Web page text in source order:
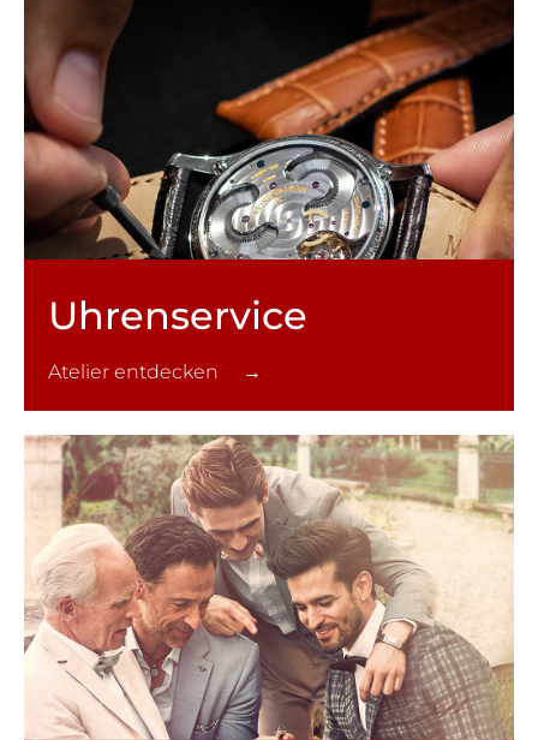
Uhren­service
Atelier entdecken →